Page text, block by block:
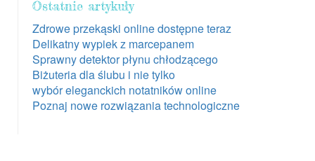
Ostatnie artykuły
Zdrowe przekąski online dostępne teraz
Delikatny wypiek z marcepanem
Sprawny detektor płynu chłodzącego
Biżuteria dla ślubu i nie tylko
wybór eleganckich notatników online
Poznaj nowe rozwiązania technologiczne